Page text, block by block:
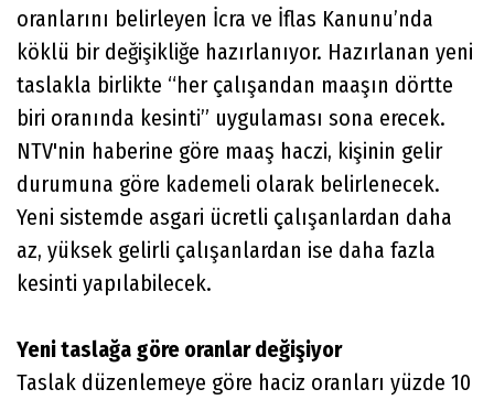
oranlarını belirleyen İcra ve İflas Kanunu’nda
köklü bir değişikliğe hazırlanıyor. Hazırlanan yeni
taslakla birlikte “her çalışandan maaşın dörtte
biri oranında kesinti” uygulaması sona erecek.
NTV'nin haberine göre maaş haczi, kişinin gelir
durumuna göre kademeli olarak belirlenecek.
Yeni sistemde asgari ücretli çalışanlardan daha
az, yüksek gelirli çalışanlardan ise daha fazla
kesinti yapılabilecek.
Yeni taslağa göre oranlar değişiyor
Taslak düzenlemeye göre haciz oranları yüzde 10